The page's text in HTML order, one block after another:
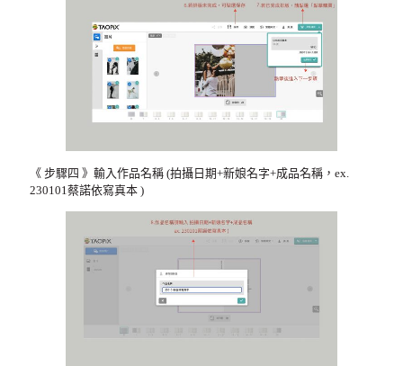
《 步驟四 》輸入作品名稱 (拍攝日期+新娘名字+成品名稱，ex.
230101蔡諾依寫真本 )